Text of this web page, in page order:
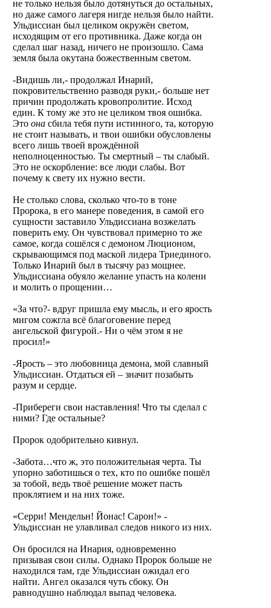
не только нельзя было дотянуться до остальных,
но даже самого лагеря нигде нельзя было найти.
Ульдиссиан был целиком окружён светом,
исходящим от его противника. Даже когда он
сделал шаг назад, ничего не произошло. Сама
земля была окутана божественным светом.
-Видишь ли,- продолжал Инарий,
покровительственно разводя руки,- больше нет
причин продолжать кровопролитие. Исход
един. К тому же это не целиком твоя ошибка.
Это она сбила тебя пути истинного, та, которую
не стоит называть, и твои ошибки обусловлены
всего лишь твоей врождённой
неполноценностью. Ты смертный – ты слабый.
Это не оскорбление: все люди слабы. Вот
почему к свету их нужно вести.
Не столько слова, сколько что-то в тоне
Пророка, в его манере поведения, в самой его
сущности заставило Ульдиссиана возжелать
поверить ему. Он чувствовал примерно то же
самое, когда сошёлся с демоном Люционом,
скрывающимся под маской лидера Триединого.
Только Инарий был в тысячу раз мощнее.
Ульдиссиана обуяло желание упасть на колени
и молить о прощении…
«За что?- вдруг пришла ему мысль, и его ярость
мигом сожгла всё благоговение перед
ангельской фигурой.- Ни о чём этом я не
просил!»
-Ярость – это любовница демона, мой славный
Ульдиссиан. Отдаться ей – значит позабыть
разум и сердце.
-Прибереги свои наставления! Что ты сделал с
ними? Где остальные?
Пророк одобрительно кивнул.
-Забота…что ж, это положительная черта. Ты
упорно заботишься о тех, кто по ошибке пошёл
за тобой, ведь твоё решение может пасть
проклятием и на них тоже.
«Серри! Мендельн! Йонас! Сарон!» -
Ульдиссиан не улавливал следов никого из них.
Он бросился на Инария, одновременно
призывая свои силы. Однако Пророк больше не
находился там, где Ульдиссиан ожидал его
найти. Ангел оказался чуть сбоку. Он
равнодушно наблюдал выпад человека.